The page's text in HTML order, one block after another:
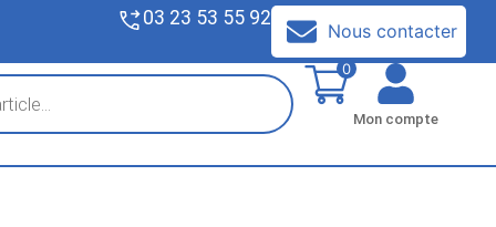
03 23 53 55 92
Nous contacter
0
Mon compte